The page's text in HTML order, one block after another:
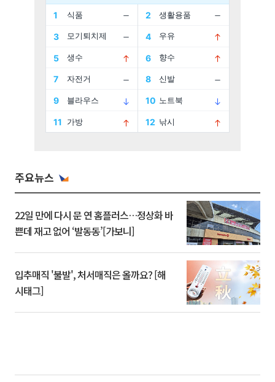
주요뉴스
22일 만에 다시 문 연 홈플러스…정상화 바
쁜데 재고 없어 ‘발동동’[가보니]
입추매직 '불발', 처서매직은 올까요? [해
시태그]